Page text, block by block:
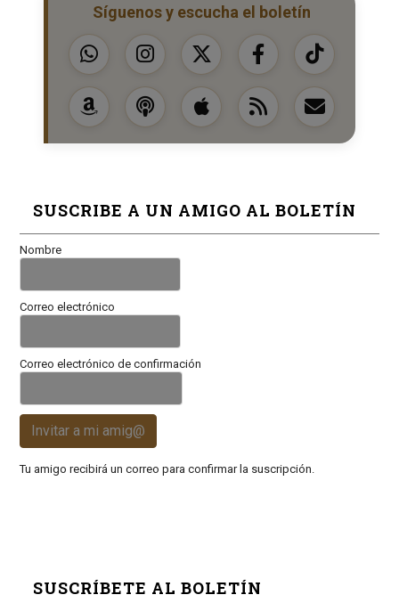
Síguenos y escucha el boletín
SUSCRIBE A UN AMIGO AL BOLETÍN
Nombre
Correo electrónico
Correo electrónico de confirmación
Invitar a mi amig@
Tu amigo recibirá un correo para confirmar la suscripción.
SUSCRÍBETE AL BOLETÍN